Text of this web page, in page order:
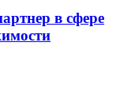
в сфере